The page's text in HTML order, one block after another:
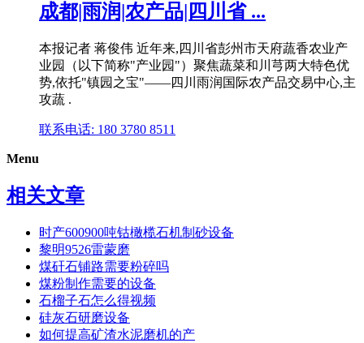
成都|雨润|农产品|四川省 ...
本报记者 蒋俊伟 近年来,四川省彭州市天府蔬香农业产
业园（以下简称"产业园"）聚焦蔬菜和川芎两大特色优
势,依托"镇园之宝"——四川雨润国际农产品交易中心,主
攻蔬 .
联系电话: 180 3780 8511
Menu
相关文章
时产600900吨钴橄榄石机制砂设备
黎明9526雷蒙磨
煤矸石铺路需要粉碎吗
煤粉制作需要的设备
石榴子石怎么得视频
硅灰石研磨设备
如何提高矿渣水泥磨机的产